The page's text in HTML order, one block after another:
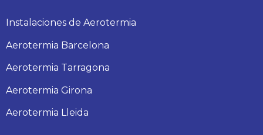
Instalaciones de Aerotermia
Aerotermia Barcelona
Aerotermia Tarragona
Aerotermia Girona
Aerotermia Lleida